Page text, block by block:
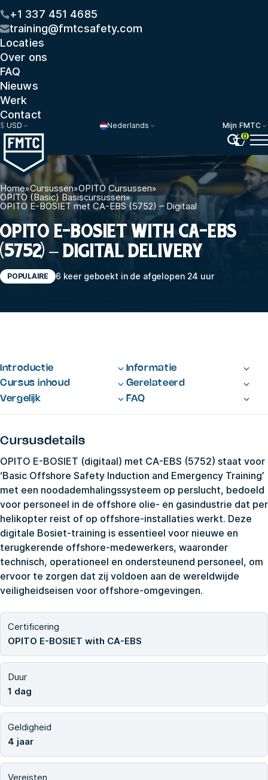
+1 337 451 4685
training@fmtcsafety.com
Locaties
Over ons
FAQ
Nieuws
Werk
Contact
$ USD Nederlands
Mijn FMTC
0
Home»Cursussen»OPITO Cursussen»
OPITO (Basic) Basiscursussen»
OPITO E-BOSIET met CA-EBS (5752) – Digitaal
OPITO E-BOSIET WITH CA-EBS
(5752) – DIGITAL DELIVERY
POPULAIRE 6 keer geboekt in de afgelopen 24 uur
Introductie
Informatie
Cursus inhoud
Gerelateerd
Vergelijk
FAQ
Cursusdetails
OPITO E-BOSIET (digitaal) met CA-EBS (5752) staat voor
‘Basic Offshore Safety Induction and Emergency Training’
met een noodademhalingssysteem op perslucht, bedoeld
voor personeel in de offshore olie- en gasindustrie dat per
helikopter reist of op offshore-installaties werkt. Deze
digitale Bosiet-training is essentieel voor nieuwe en
terugkerende offshore-medewerkers, waaronder
technisch, operationeel en ondersteunend personeel, om
ervoor te zorgen dat zij voldoen aan de wereldwijde
veiligheidseisen voor offshore-omgevingen.
Certificering
OPITO E-BOSIET with CA-EBS
Duur
1 dag
Geldigheid
4 jaar
Vereisten